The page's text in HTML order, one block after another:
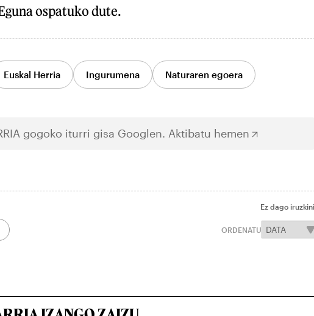
ospatuko dute.
Euskal Herria Ingurumena Naturaren egoera
gogoko iturri gisa Googlen. Aktibatu hemen
Ez dago
ORDENATU